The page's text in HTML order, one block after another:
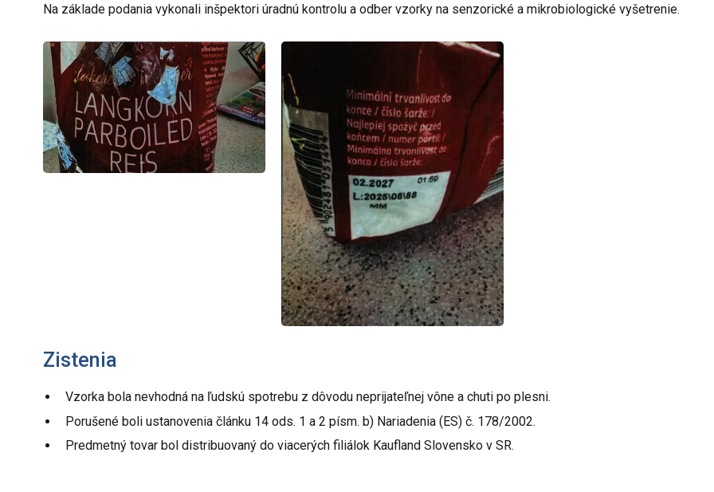
Na základe podania vykonali inšpektori úradnú kontrolu a odber vzorky na senzorické a mikrobiologické vyšetrenie.
Zistenia
Vzorka bola nevhodná na ľudskú spotrebu z dôvodu neprijateľnej vône a chuti po plesni.
Porušené boli ustanovenia článku 14 ods. 1 a 2 písm. b) Nariadenia (ES) č. 178/2002.
Predmetný tovar bol distribuovaný do viacerých filiálok Kaufland Slovensko v SR.